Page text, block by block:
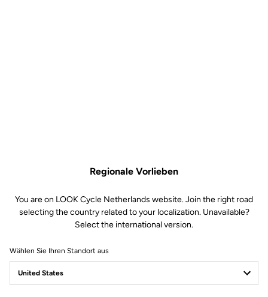
Regionale Vorlieben
You are on LOOK Cycle Netherlands website. Join the right road
selecting the country related to your localization. Unavailable?
Select the international version.
Wählen Sie Ihren Standort aus